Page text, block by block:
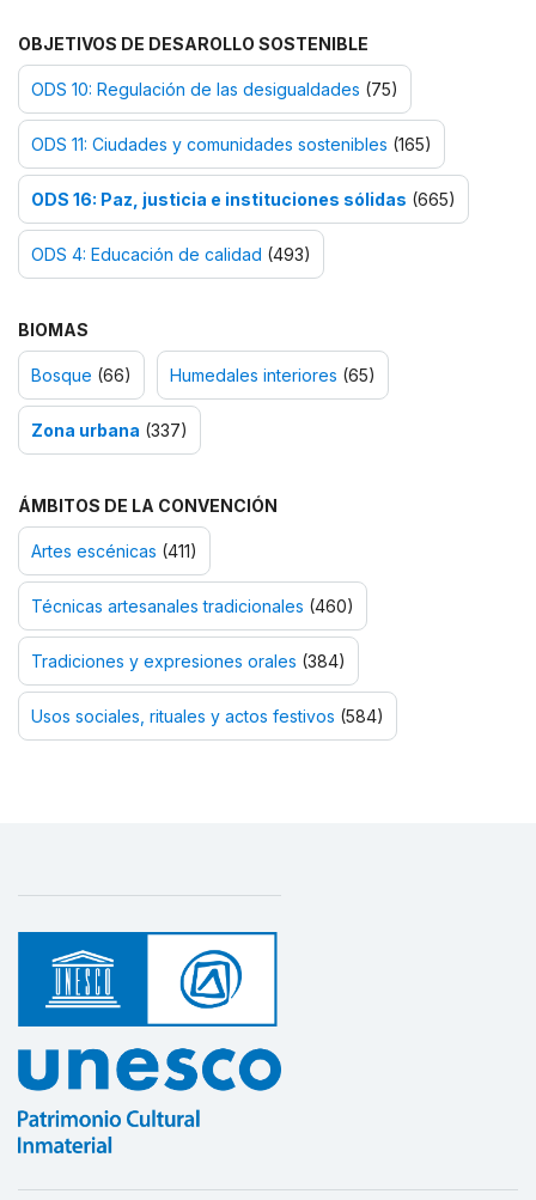
OBJETIVOS DE DESAROLLO SOSTENIBLE
ODS 10: Regulación de las desigualdades (75)
ODS 11: Ciudades y comunidades sostenibles (165)
ODS 16: Paz, justicia e instituciones sólidas (665)
ODS 4: Educación de calidad (493)
BIOMAS
Bosque (66) Humedales interiores (65)
Zona urbana (337)
ÁMBITOS DE LA CONVENCIÓN
Artes escénicas (411)
Técnicas artesanales tradicionales (460)
Tradiciones y expresiones orales (384)
Usos sociales, rituales y actos festivos (584)